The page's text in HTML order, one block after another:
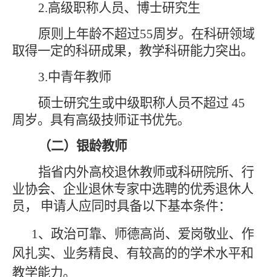
2.高级职称人员、 博士研究生
原则上年龄不超过55周岁。在科研领域
取得一定的科研成果，教学科研能力突出。
3.中青年教师
硕士研究生或中级职称人员不超过 45
周岁。具有高级技师证书优先。
（二） 银龄教师
指省内外高校退休教师或科研院所、行
业协会、企业退休专家中选聘的优秀退休人
员，
申请人应同时具备以下基本条件：
1、政治可靠、师德高尚、爱岗敬业、作
风扎实、 业务精良、 有较高的的学术水平和
教学能力。